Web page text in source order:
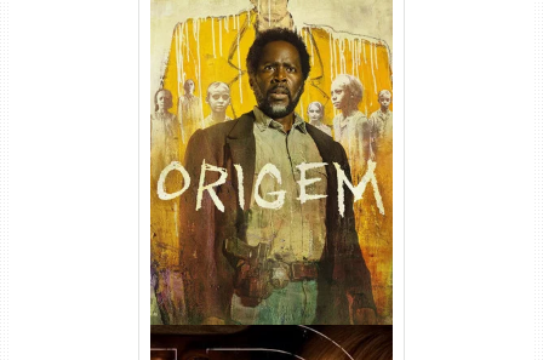
Origem 4ª Temporada Torrent
(2026) WEB-DL 1080p/4K
Dual Áudio